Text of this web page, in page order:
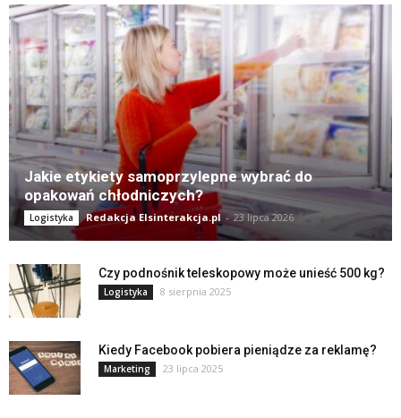
Jakie etykiety samoprzylepne wybrać do
opakowań chłodniczych?
Logistyka Redakcja Elsinterakcja.pl - 23 lipca 2026
Czy podnośnik teleskopowy może unieść 500 kg?
Logistyka 8 sierpnia 2025
Kiedy Facebook pobiera pieniądze za reklamę?
Marketing 23 lipca 2025